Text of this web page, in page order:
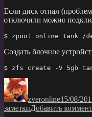
Если диск отпал
отключили можно
$ zpool online tank /
Создать блочное
$ zfs create -V 5gb
zveronline15/08/
заметкиДобавить